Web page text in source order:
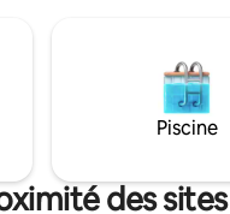
japonisante. Notre
des moments de
Piscine
des